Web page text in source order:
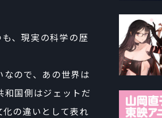
も、現実の科学の歴
ので、あの世界は
和国側はジェットだ
の違いとして表れ